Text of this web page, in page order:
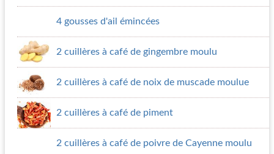
4 gousses d'ail émincées
2 cuillères à café de gingembre moulu
2 cuillères à café de noix de muscade moulue
2 cuillères à café de piment
2 cuillères à café de poivre de Cayenne moulu